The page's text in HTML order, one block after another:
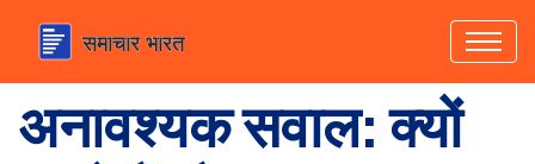
अनावश्यक सवाल: क्यों